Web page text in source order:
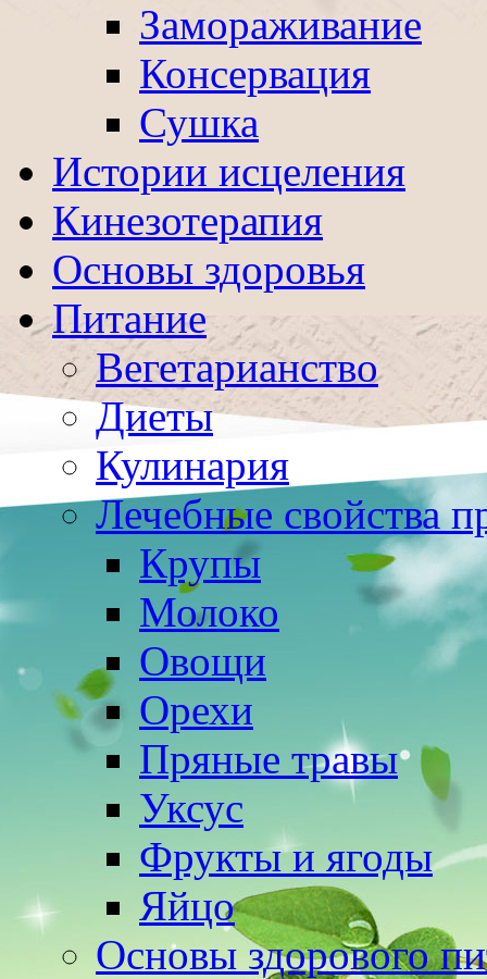
Замораживание
Консервация
Сушка
Истории исцеления
Кинезотерапия
Основы здоровья
Питание
Вегетарианство
Диеты
Кулинария
Лечебные свойства
Крупы
Молоко
Овощи
Орехи
Пряные травы
Уксус
Фрукты и ягоды
Яйцо
Основы здорового